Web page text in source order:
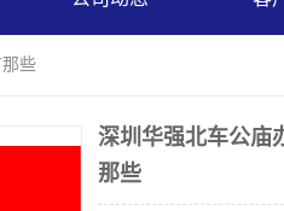
些
深圳华强北车公庙
那些